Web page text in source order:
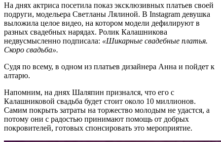
На днях актриса посетила показ эксклюзивных платьев своей
подруги, модельера Светланы Лялиной. В Instagram девушка
выложила целое видео, на котором модели дефилируют в
разных свадебных нарядах. Ролик Калашникова
недвусмысленно подписала: «Шикарные свадебные платья.
Скоро свадьба».
Судя по всему, в одном из платьев дизайнера Анна и пойдет к
алтарю.
Напомним, на днях Шаляпин признался, что его с
Калашниковой свадьба будет стоит около 10 миллионов.
Самим покрыть затраты на торжество молодым не удастся, а
потому они с радостью принимают помощь от добрых
покровителей, готовых спонсировать это мероприятие.